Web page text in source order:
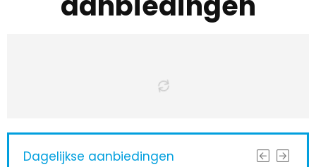
Dagelijkse aanbiedingen